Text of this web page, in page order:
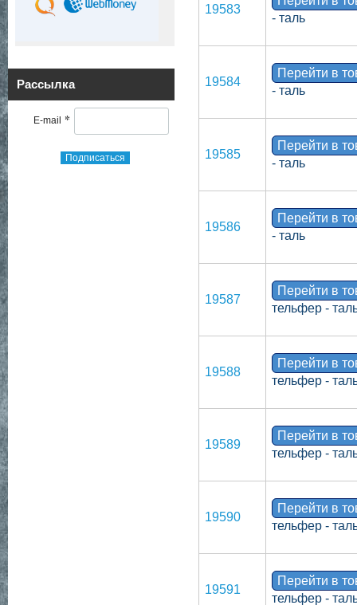
Рассылка
E-mail *
Подписаться
19583
- таль
19584
Перейти в
- таль
19585
Перейти в
- таль
19586
Перейти в
- таль
19587
Перейти в
тельфер -
19588
Перейти в
тельфер -
19589
Перейти в
тельфер -
19590
Перейти в
тельфер -
19591
Перейти в
тельфер -